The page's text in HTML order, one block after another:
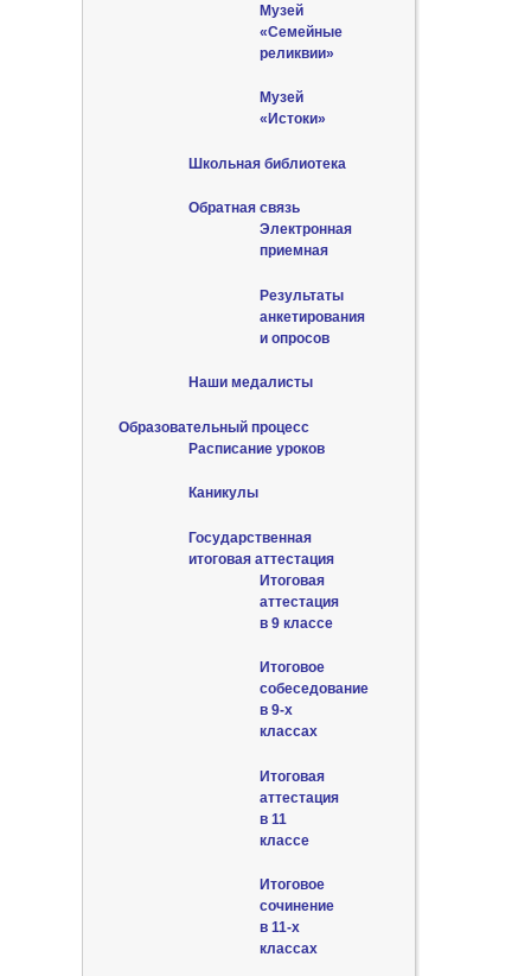
Музей
«Семейные
реликвии»
Музей
«Истоки»
Школьная библиотека
Обратная связь
Электронная
приемная
Результаты
анкетирования
и опросов
Наши медалисты
Образовательный процесс
Расписание уроков
Каникулы
Государственная
итоговая аттестация
Итоговая
аттестация
в 9 классе
Итоговое
собеседование
в 9-х
классах
Итоговая
аттестация
в 11
классе
Итоговое
сочинение
в 11-х
классах